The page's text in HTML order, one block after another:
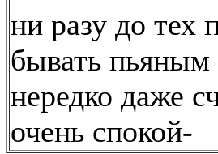
ни разу до тех
бывать пьяным
нередко даже
очень спокой-